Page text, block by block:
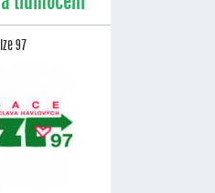
tlumočení
97